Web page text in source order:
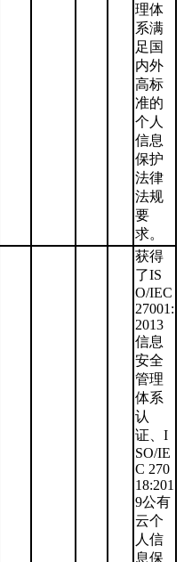
理体
系满
足国
内外
高标
准的
个人
信息
保护
法律
法规
要
求。
获得
了IS
O/IEC
27001:
2013
信息
安全
管理
体系
认
证、I
SO/IE
C 270
18:201
9公有
云个
人信
息保